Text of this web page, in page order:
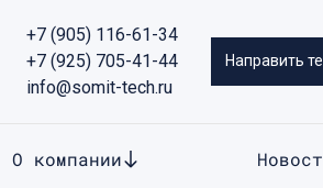
+7 (905) 116-61-34
+7 (925) 705-41-44
info@somit-tech.ru
Направить
О компании